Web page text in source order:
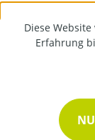
Diese
Erfahrung